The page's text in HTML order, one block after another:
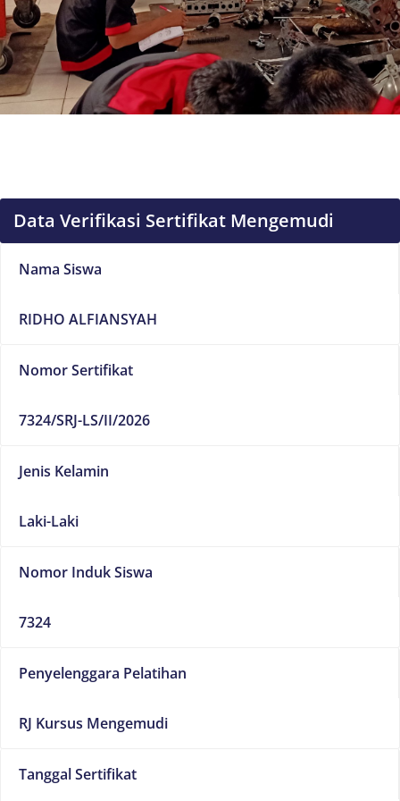
Data Verifikasi Sertifikat Mengemudi
Nama Siswa
RIDHO ALFIANSYAH
Nomor Sertifikat
7324/SRJ-LS/II/2026
Jenis Kelamin
Laki-Laki
Nomor Induk Siswa
7324
Penyelenggara Pelatihan
RJ Kursus Mengemudi
Tanggal Sertifikat